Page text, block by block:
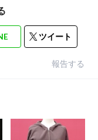
ツイート
報告する